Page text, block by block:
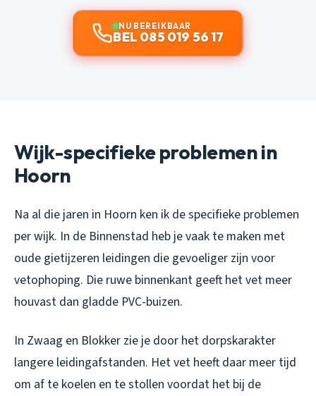
NU BEREIKBAAR
BEL 085 019 56 17
Wijk-specifieke problemen in
Hoorn
Na al die jaren in Hoorn ken ik de specifieke problemen
per wijk. In de Binnenstad heb je vaak te maken met
oude gietijzeren leidingen die gevoeliger zijn voor
vetophoping. Die ruwe binnenkant geeft het vet meer
houvast dan gladde PVC-buizen.
In Zwaag en Blokker zie je door het dorpskarakter
langere leidingafstanden. Het vet heeft daar meer tijd
om af te koelen en te stollen voordat het bij de